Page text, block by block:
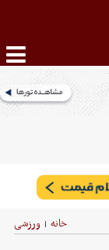
خانه | ورزشی